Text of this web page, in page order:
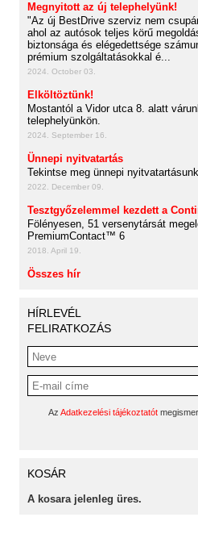
Megnyitott az új telephelyünk!
"Az új BestDrive szerviz nem
ahol az autósok teljes körű
biztonsága és elégedettsége
prémium szolgáltatásokkal é...
2024. October 03.
Elköltöztünk!
Mostantól a Vidor utca 8. alatt
telephelyünkön.
2024. September 16.
Ünnepi nyitvatartás
Tekintse meg ünnepi
2022. December 09.
Tesztgyőzelemmel kezdett a
Fölényesen, 51 versenytársát
PremiumContact™ 6
2018. April 19.
Összes hír
HÍRLEVÉL
FELIRATKOZÁS
Az Adatkezelési tájékoztatót
KOSÁR
A kosara jelenleg üres.